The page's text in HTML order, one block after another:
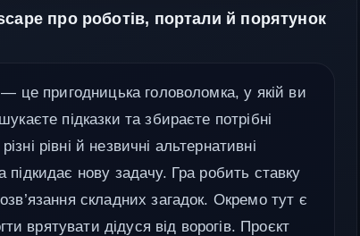
про роботів, портали й порятунок
це пригодницька головоломка, у якій ви
підказки та збираєте потрібні
рівні й незвичні альтернативні
підкидає нову задачу. Гра робить ставку
складних загадок. Окремо тут є
врятувати дідуся від ворогів. Проєкт